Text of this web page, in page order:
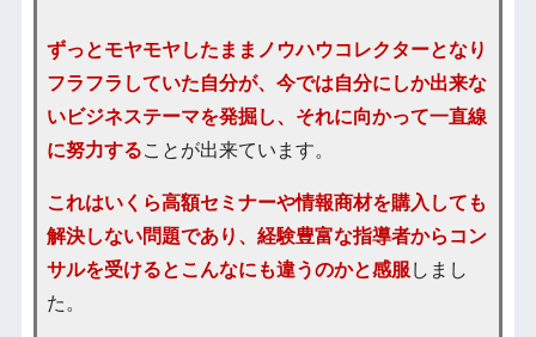
ずっとモヤモヤしたままノウハウコレクターとなり
フラフラしていた自分が、今では自分にしか出来な
いビジネステーマを発掘し、それに向かって一直線
に努力することが出来ています。
これはいくら高額セミナーや情報商材を購入しても
解決しない問題であり、経験豊富な指導者からコン
サルを受けるとこんなにも違うのかと感服 しまし
た。